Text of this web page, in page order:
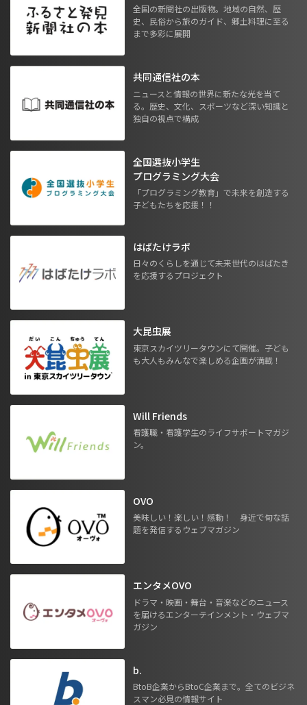
全国の新聞社の出版物。地域の自然、歴
史、民俗から旅のガイド、郷土料理に至る
まで多彩に展開
共同通信社の本
ニュースと情報の世界に新たな光を当て
る。歴史、文化、スポーツなど深い知識と
独自の視点で構成
全国選抜小学生
プログラミング大会
「プログラミング教育」で未来を創造する
子どもたちを応援！！
はばたけラボ
日々のくらしを通じて未来世代のはばたき
を応援するプロジェクト
大昆虫展
東京スカイツリータウンにて開催。子ども
も大人もみんなで楽しめる企画が満載！
Will Friends
看護職・看護学生のライフサポートマガジ
ン。
OVO
美味しい！楽しい！感動！ 身近で旬な話
題を発信するウェブマガジン
エンタメOVO
ドラマ・映画・舞台・音楽などのニュース
を届けるエンターテインメント・ウェブマ
ガジン
b.
BtoB企業からBtoC企業まで。全てのビジネ
スマン必見の情報サイト